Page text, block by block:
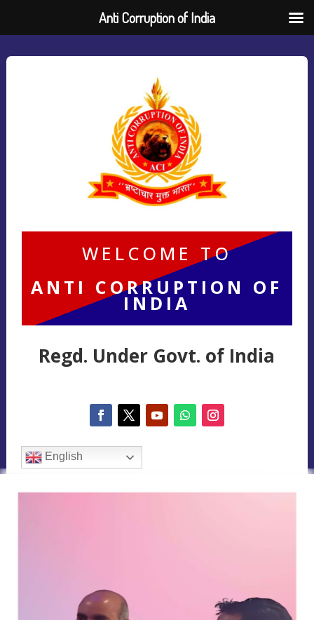
WELCOME TO
ANTI CORRUPTION OF
INDIA
Regd. Under Govt. of India
English
Anti Corruption of India